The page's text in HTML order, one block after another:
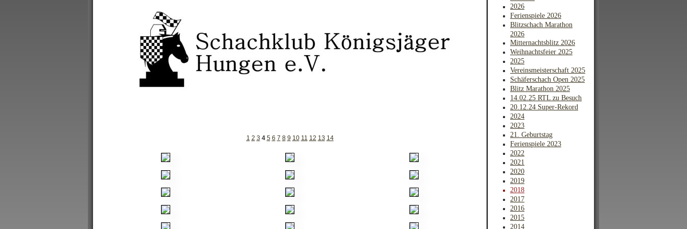
1 2 3 4 5 6 7 8 9 10 11 12 13 14
2026
Ferienspiele 2026
Blitzschach Marathon
2026
Mitternachtsblitz 2026
Weihnachtsfeier 2025
2025
Vereinsmeisterschaft 2025
Schäferschach Open 2025
Blitz Marathon 2025
14.02.25 RTL zu Besuch
20.12.24 Super-Rekord
2024
2023
21. Geburtstag
Ferienspiele 2023
2022
2021
2020
2019
2018
2017
2016
2015
2014